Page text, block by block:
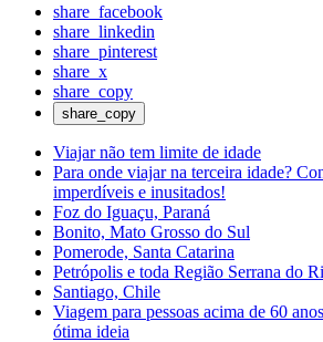
share_facebook
share_linkedin
share_pinterest
share_x
share_copy
share_copy
Viajar não tem limite de idade
Para onde viajar na terceira idade?
imperdíveis e inusitados!
Foz do Iguaçu, Paraná
Bonito, Mato Grosso do Sul
Pomerode, Santa Catarina
Petrópolis e toda Região Serrana do
Santiago, Chile
Viagem para pessoas acima de 60
ótima ideia